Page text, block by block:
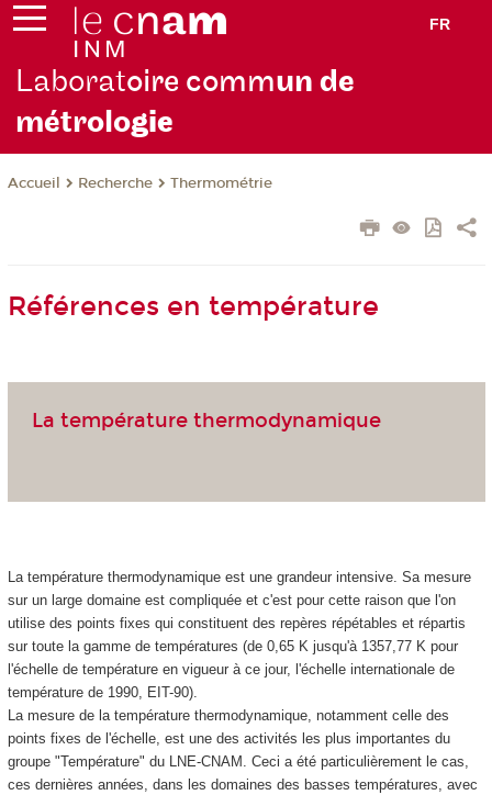
FR
Laboratoire commun de
métrologie
Accueil Recherche Thermométrie
Références en température
La température thermodynamique
La température thermodynamique est une grandeur intensive. Sa mesure
sur un large domaine est compliquée et c'est pour cette raison que l'on
utilise des points fixes qui constituent des repères répétables et répartis
sur toute la gamme de températures (de 0,65 K jusqu'à 1357,77 K pour
l'échelle de température en vigueur à ce jour, l'échelle internationale de
température de 1990, EIT-90).
La mesure de la température thermodynamique, notamment celle des
points fixes de l'échelle, est une des activités les plus importantes du
groupe "Température" du LNE-CNAM. Ceci a été particulièrement le cas,
ces dernières années, dans les domaines des basses températures, avec